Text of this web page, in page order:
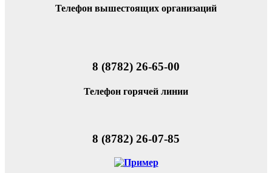
Телефон вышестоящих организаций
8 (8782) 26-65-00
Телефон горячей линии
8 (8782) 26-07-85